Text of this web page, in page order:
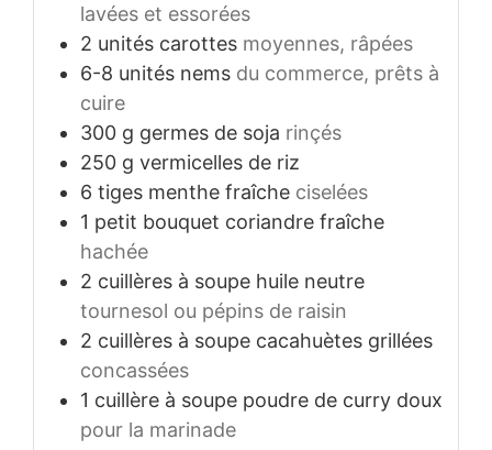
lavées et essorées
2 unités carottes moyennes, râpées
6-8 unités nems du commerce, prêts à
cuire
300 g germes de soja rinçés
250 g vermicelles de riz
6 tiges menthe fraîche ciselées
1 petit bouquet coriandre fraîche
hachée
2 cuillères à soupe huile neutre
tournesol ou pépins de raisin
2 cuillères à soupe cacahuètes grillées
concassées
1 cuillère à soupe poudre de curry doux
pour la marinade